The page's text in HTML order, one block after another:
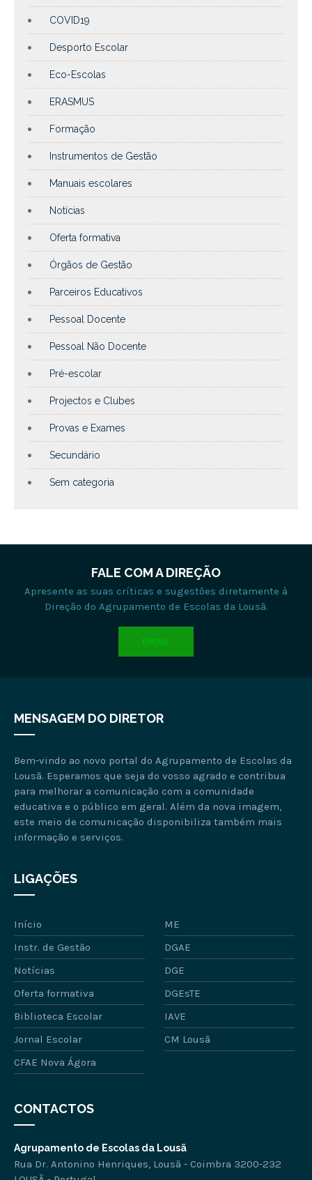
COVID19
Desporto Escolar
Eco-Escolas
ERASMUS
Formação
Instrumentos de Gestão
Manuais escolares
Notícias
Oferta formativa
Órgãos de Gestão
Parceiros Educativos
Pessoal Docente
Pessoal Não Docente
Pré-escolar
Projectos e Clubes
Provas e Exames
Secundário
Sem categoria
FALE COM A DIREÇÃO
Apresente as suas críticas e sugestões diretamente à
Direção do Agrupamento de Escolas da Lousã.
EMAIL
MENSAGEM DO DIRETOR
Bem-vindo ao novo portal do Agrupamento de Escolas da
Lousã. Esperamos que seja do vosso agrado e contribua
para melhorar a comunicação com a comunidade
educativa e o público em geral. Além da nova imagem,
este meio de comunicação disponibiliza também mais
informação e serviços.
LIGAÇÕES
Início
ME
Instr. de Gestão
DGAE
Notícias
DGE
Oferta formativa
DGEsTE
Biblioteca Escolar
IAVE
Jornal Escolar
CM Lousã
CFAE Nova Ágora
CONTACTOS
Agrupamento de Escolas da Lousã
Rua Dr. Antonino Henriques, Lousã - Coimbra 3200-232